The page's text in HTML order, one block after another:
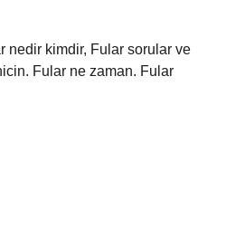
nedir kimdir, Fular sorular ve
Fular ne zaman. Fular